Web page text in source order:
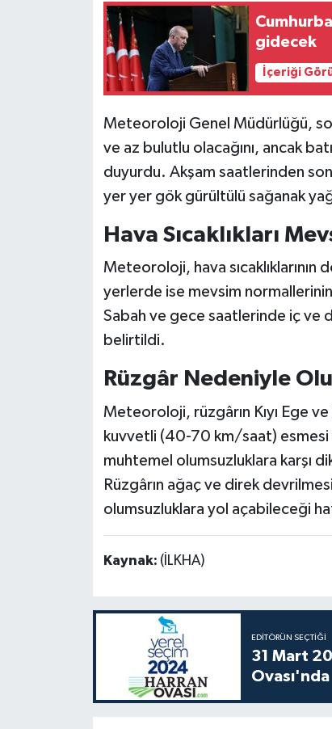
gidecek
İçeriği
Meteoroloji Genel Müdürlüğü,
ve az bulutlu olacağını, ancak
duyurdu. Akşam saatlerinden
yer yer gök gürültülü sağanak
Hava Sıcaklıkları
Meteoroloji, hava
yerlerde ise mevsim
Sabah ve gece saatlerinde iç ve
belirtildi.
Rüzgâr Nedeniyle
Meteoroloji, rüzgârın Kıyı Ege
kuvvetli (40-70 km/saat)
muhtemel olumsuzluklara karşı
Rüzgârın ağaç ve direk
olumsuzluklara yol açabileceği
Kaynak: (İLKHA)
EDITÖRÜN SEÇTIĞI
31 Mart
Ovası'nda